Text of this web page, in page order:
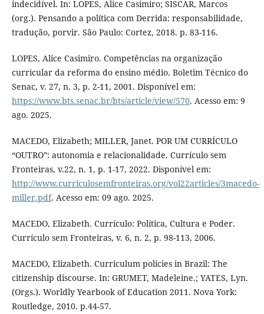
indecidível. In: LOPES, Alice Casimiro; SISCAR, Marcos
(org.). Pensando a política com Derrida: responsabilidade,
tradução, porvir. São Paulo: Cortez, 2018. p. 83-116.
LOPES, Alice Casimiro. Competências na organização
curricular da reforma do ensino médio. Boletim Técnico do
Senac, v. 27, n. 3, p. 2-11, 2001. Disponível em:
https://www.bts.senac.br/bts/article/view/570. Acesso em: 9
ago. 2025.
MACEDO, Elizabeth; MILLER, Janet. POR UM CURRÍCULO
“OUTRO”: autonomia e relacionalidade. Currículo sem
Fronteiras, v.22, n. 1, p. 1-17, 2022. Disponível em:
http://www.curriculosemfronteiras.org/vol22articles/3macedo-
miller.pdf. Acesso em: 09 ago. 2025.
MACEDO, Elizabeth. Currículo: Política, Cultura e Poder.
Currículo sem Fronteiras, v. 6, n. 2, p. 98-113, 2006.
MACEDO, Elizabeth. Curriculum policies in Brazil: The
citizenship discourse. In: GRUMET, Madeleine.; YATES, Lyn.
(Orgs.). Worldly Yearbook of Education 2011. Nova York:
Routledge, 2010. p.44-57.